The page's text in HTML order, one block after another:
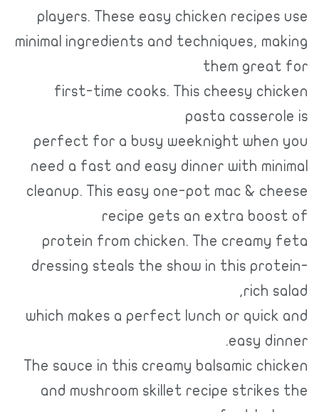
players. These easy chicken recipes use
minimal ingredients and techniques, making
them great for
first-time cooks. This cheesy chicken
pasta casserole is
perfect for a busy weeknight when you
need a fast and easy dinner with minimal
cleanup. This easy one-pot mac & cheese
recipe gets an extra boost of
protein from chicken. The creamy feta
dressing steals the show in this protein-
rich salad,
which makes a perfect lunch or quick and
easy dinner.
The sauce in this creamy balsamic chicken
and mushroom skillet recipe strikes the